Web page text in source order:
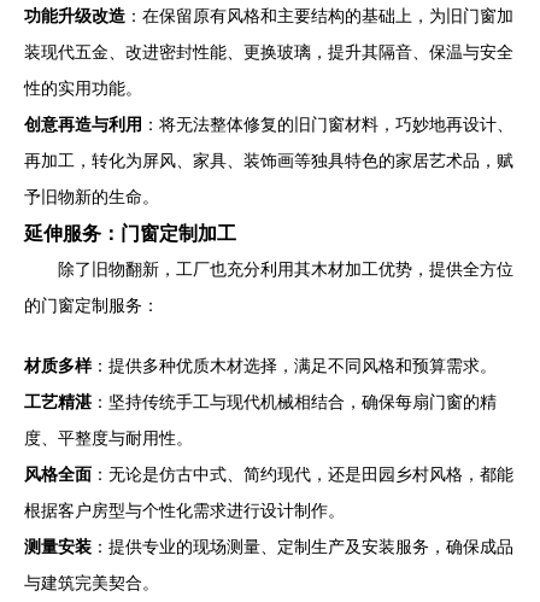
功能升级改造 ：在保留原有风格和主要结构的基础上，为旧门窗加
装现代五金、改进密封性能、更换玻璃，提升其隔音、保温与安全
性的实用功能。
创意再造与利用 ：将无法整体修复的旧门窗材料，巧妙地再设计、
再加工，转化为屏风、家具、装饰画等独具特色的家居艺术品，赋
予旧物新的生命。
延伸服务：门窗定制加工
除了旧物翻新，工厂也充分利用其木材加工优势，提供全方位
的门窗定制服务：
材质多样：提供多种优质木材选择，满足不同风格和预算需求。
工艺精湛 ：坚持传统手工与现代机械相结合，确保每扇门窗的精
度、平整度与耐用性。
风格全面 ：无论是仿古中式、简约现代，还是田园乡村风格，都能
根据客户房型与个性化需求进行设计制作。
测量安装 ：提供专业的现场测量、定制生产及安装服务，确保成品
与建筑完美契合。